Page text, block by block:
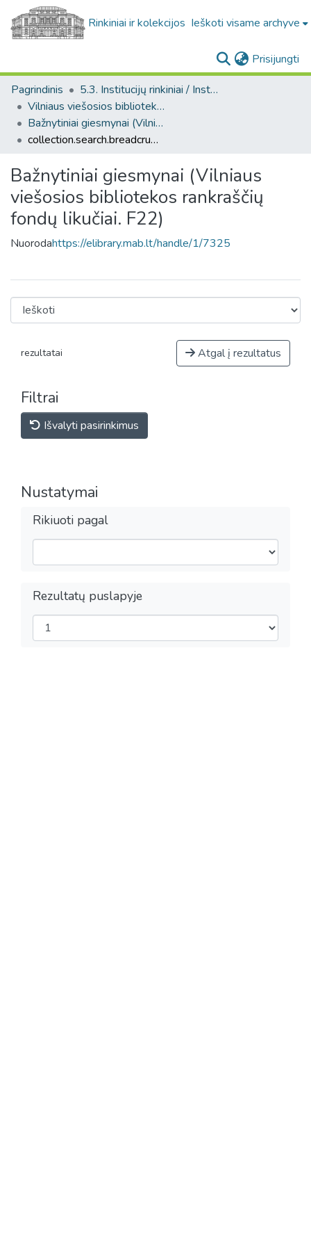
Rinkiniai ir kolekcijos Ieškoti visame archyve
Prisijungti
Pagrindinis
5.3. Institucijų rinkiniai / Institutional collections
Vilniaus viešosios bibliotekos rankraščių fondų likučiai. F22
Bažnytiniai giesmynai (Vilniaus viešosios bibliotekos rankraščių fondų likučiai. F22)
collection.search.breadcrumbs
Bažnytiniai giesmynai (Vilniaus
viešosios bibliotekos rankraščių
fondų likučiai. F22)
Nuorodahttps://elibrary.mab.lt/handle/1/7325
rezultatai Atgal į rezultatus
Filtrai
Išvalyti pasirinkimus
Nustatymai
Rikiuoti pagal
Rezultatų puslapyje